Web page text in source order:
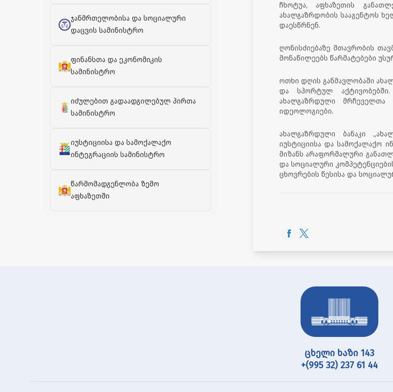
ჯანმრთელობისა და სოციალური
დაცვის სამინისტრო
ფინანსთა და ეკონომიკის
სამინისტრო
იძულებით გადაადგილებულ პირთა
სამინისტრო
იუსტიციისა და სამოქალაქო
ინტეგრაციის სამინისტრო
წარმომადგენლობა ზემო
აფხაზეთში
ჩხოტუა, აფხაზეთის
ახალგაზრდობის სააგენტოს
დაესწრნენ.
ღონისძიებაზე მთავრობის
მონაწილეებს წარმატებები
ოთხი დღის განმავლობაში
და სპორტულ
ახალგაზრდული მრჩეველთა
იდეოლოგიები.
ახალგაზრდული ბანაკი
იუსტიციისა და სამოქალაქო
მიზანს არაფორმალური
და სოციალური
ცხოვრების წესისა და
ცხელი ხაზი 143
+(995 32) 237 61 44